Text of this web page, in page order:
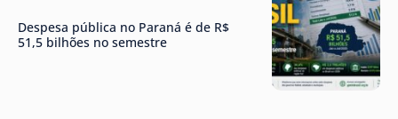
Despesa pública no Paraná é de R$
51,5 bilhões no semestre